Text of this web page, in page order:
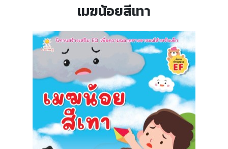
เมฆน้อยสีเทา